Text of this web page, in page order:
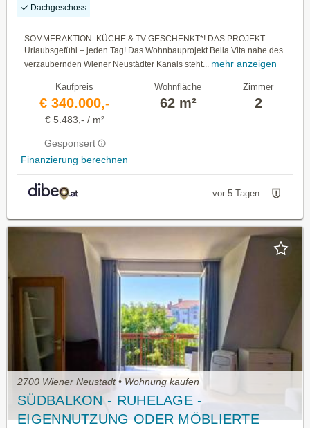
Dachgeschoss
SOMMERAKTION: KÜCHE & TV GESCHENKT*! DAS PROJEKT
Urlaubsgefühl – jeden Tag! Das Wohnbauprojekt Bella Vita nahe des
verzaubernden Wiener Neustädter Kanals steht... mehr anzeigen
Kaufpreis
€ 340.000,-
€ 5.483,- / m²
Gesponsert
Finanzierung berechnen
Wohnfläche
62 m²
Zimmer
2
vor 5 Tagen
2700 Wiener Neustadt • Wohnung kaufen
SÜDBALKON - RUHELAGE -
EIGENNUTZUNG ODER MÖBLIERTE